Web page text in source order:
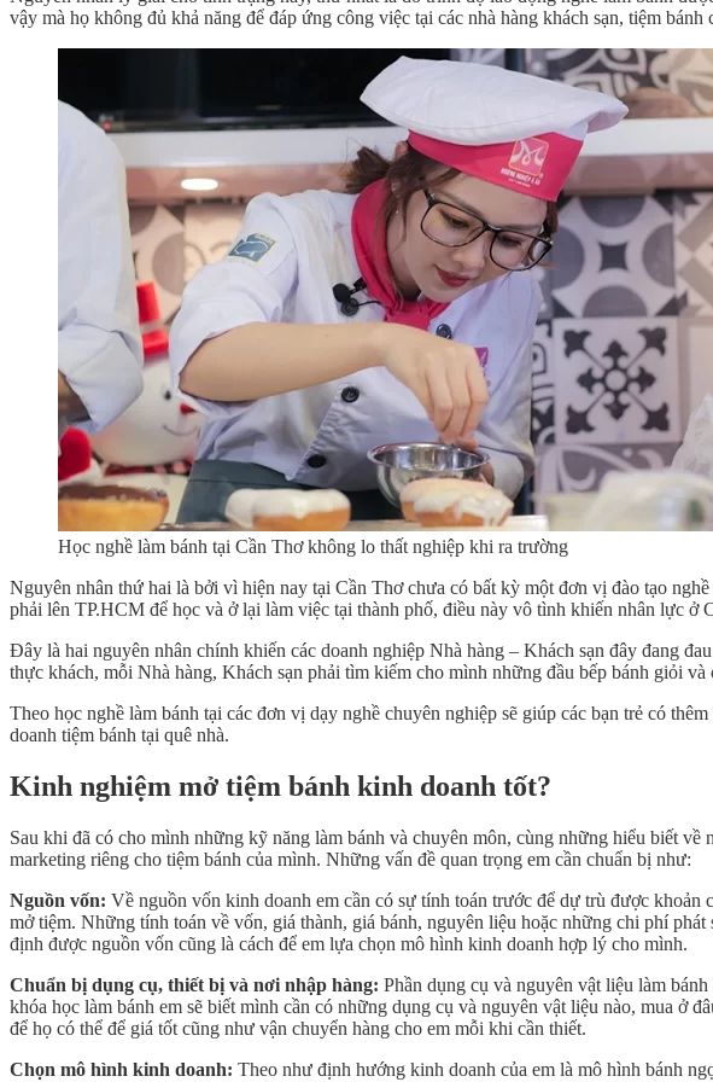
vậy mà họ không đủ khả năng để đáp ứng công việc tại các nhà hàng khách sạn, tiệm
Học nghề làm bánh tại Cần Thơ không lo thất nghiệp khi ra trường
Nguyên nhân thứ hai là bởi vì hiện nay tại Cần Thơ chưa có bất kỳ một đơn vị đào tạo
phải lên TP.HCM để học và ở lại làm việc tại thành phố, điều này vô tình khiến nhân lực ở
Đây là hai nguyên nhân chính khiến các doanh nghiệp Nhà hàng – Khách sạn đây đang
thực khách, mỗi Nhà hàng, Khách sạn phải tìm kiếm cho mình những đầu bếp bánh giỏi
Theo học nghề làm bánh tại các đơn vị dạy nghề chuyên nghiệp sẽ giúp các bạn trẻ có
doanh tiệm bánh tại quê nhà.
Kinh nghiệm mở tiệm bánh kinh doanh tốt?
Sau khi đã có cho mình những kỹ năng làm bánh và chuyên môn, cùng những hiểu biết
marketing riêng cho tiệm bánh của mình. Những vấn đề quan trọng em cần chuẩn bị như:
Nguồn vốn: Về nguồn vốn kinh doanh em cần có sự tính toán trước để dự trù được
mở tiệm. Những tính toán về vốn, giá thành, giá bánh, nguyên liệu hoặc những chi phí
định được nguồn vốn cũng là cách để em lựa chọn mô hình kinh doanh hợp lý cho mình.
Chuẩn bị dụng cụ, thiết bị và nơi nhập hàng: Phần dụng cụ và nguyên vật liệu làm
khóa học làm bánh em sẽ biết mình cần có những dụng cụ và nguyên vật liệu nào, mua ở
để họ có thể để giá tốt cũng như vận chuyển hàng cho em mỗi khi cần thiết.
Chọn mô hình kinh doanh: Theo như định hướng kinh doanh của em là mô hình bánh